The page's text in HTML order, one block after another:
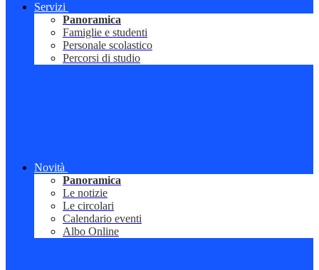
Servizi
Panoramica
Famiglie e studenti
Personale scolastico
Percorsi di studio
Novità
Panoramica
Le notizie
Le circolari
Calendario eventi
Albo Online